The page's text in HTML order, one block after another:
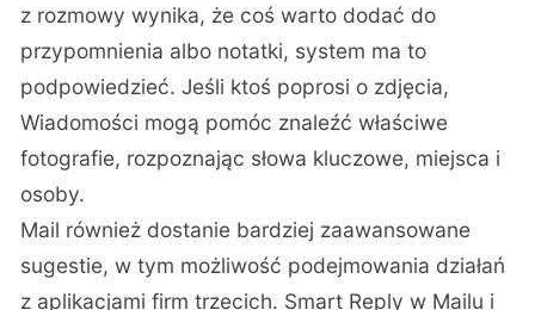
z rozmowy wynika, że coś warto dodać do
przypomnienia albo notatki, system ma to
podpowiedzieć. Jeśli ktoś poprosi o zdjęcia,
Wiadomości mogą pomóc znaleźć właściwe
fotografie, rozpoznając słowa kluczowe, miejsca i
osoby.
Mail również dostanie bardziej zaawansowane
sugestie, w tym możliwość podejmowania działań
z aplikacjami firm trzecich. Smart Reply w Mailu i